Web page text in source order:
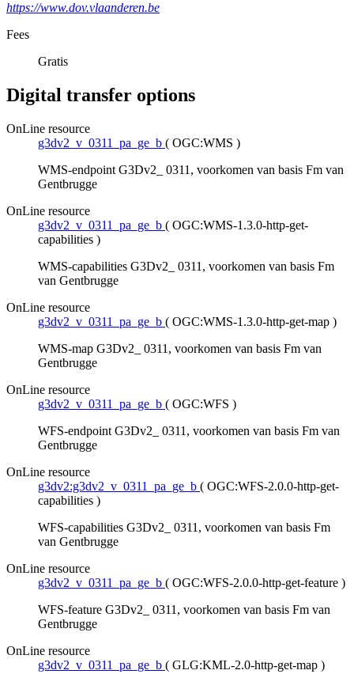
https://www.dov.vlaanderen.be
Fees
Gratis
Digital transfer options
OnLine resource
g3dv2_v_0311_pa_ge_b ( OGC:WMS )
WMS-endpoint G3Dv2_ 0311, voorkomen van basis Fm van
Gentbrugge
OnLine resource
g3dv2_v_0311_pa_ge_b ( OGC:WMS-1.3.0-http-get-
capabilities )
WMS-capabilities G3Dv2_ 0311, voorkomen van basis Fm
van Gentbrugge
OnLine resource
g3dv2_v_0311_pa_ge_b ( OGC:WMS-1.3.0-http-get-map )
WMS-map G3Dv2_ 0311, voorkomen van basis Fm van
Gentbrugge
OnLine resource
g3dv2_v_0311_pa_ge_b ( OGC:WFS )
WFS-endpoint G3Dv2_ 0311, voorkomen van basis Fm van
Gentbrugge
OnLine resource
g3dv2:g3dv2_v_0311_pa_ge_b ( OGC:WFS-2.0.0-http-get-
capabilities )
WFS-capabilities G3Dv2_ 0311, voorkomen van basis Fm
van Gentbrugge
OnLine resource
g3dv2_v_0311_pa_ge_b ( OGC:WFS-2.0.0-http-get-feature )
WFS-feature G3Dv2_ 0311, voorkomen van basis Fm van
Gentbrugge
OnLine resource
g3dv2_v_0311_pa_ge_b ( GLG:KML-2.0-http-get-map )